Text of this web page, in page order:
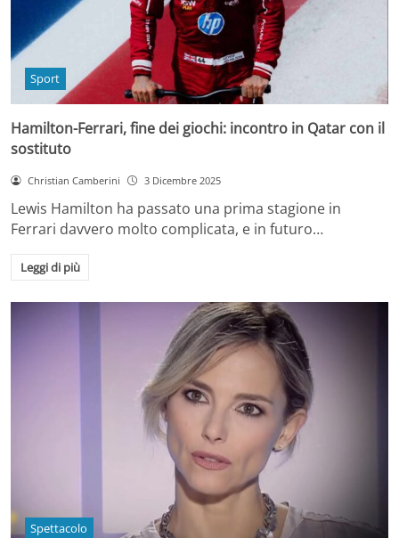
Sport
Hamilton-Ferrari, fine dei giochi: incontro in Qatar con il
sostituto
Christian Camberini 3 Dicembre 2025
Lewis Hamilton ha passato una prima stagione in
Ferrari davvero molto complicata, e in futuro…
Leggi di più
Spettacolo